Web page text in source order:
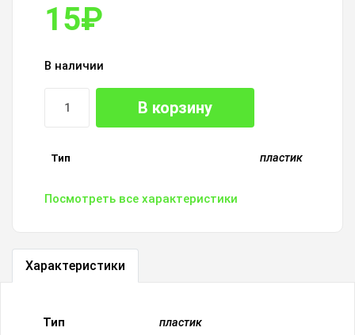
15₽
В наличии
В корзину
Тип пластик
Посмотреть все характеристики
Характеристики
Тип пластик